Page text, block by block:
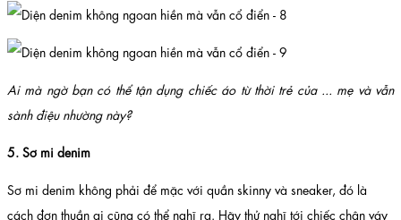
Ai mà ngờ bạn có thể tận dụng chiếc áo từ thời trẻ của ... mẹ và vẫn
sành điệu nhường này?
5. Sơ mi denim
Sơ mi denim không phải để mặc với quần skinny và sneaker, đó là
cách đơn thuần ai cũng có thể nghĩ ra. Hãy thử nghĩ tới chiếc chân váy